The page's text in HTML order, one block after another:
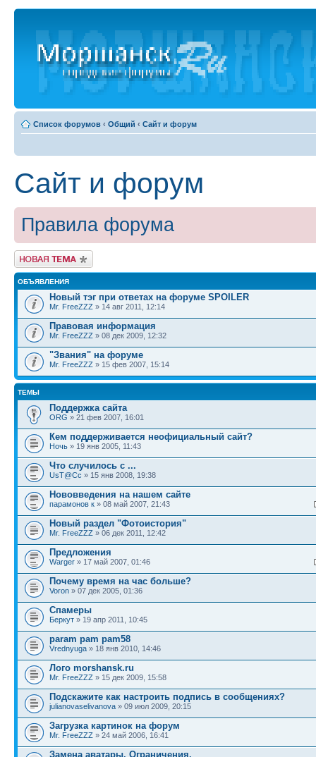
Список форумов ‹ Общий ‹ Сайт и форум
Сайт и форум
Правила форума
Новая тема
ОБЪЯВЛЕНИЯ
Новый тэг при ответах на форуме SPOILER
Mr. FreeZZZ » 14 авг 2011, 12:14
Правовая информация
Mr. FreeZZZ » 08 дек 2009, 12:32
"Звания" на форуме
Mr. FreeZZZ » 15 фев 2007, 15:14
ТЕМЫ
Поддержка сайта
ORG » 21 фев 2007, 16:01
Кем поддерживается неофициальный сайт?
Ночь » 19 янв 2005, 11:43
Что случилось с ...
UsT@Cc » 15 янв 2008, 19:38
Нововведения на нашем сайте
парамонов к » 08 май 2007, 21:43
Новый раздел "Фотоистория"
Mr. FreeZZZ » 06 дек 2011, 12:42
Предложения
Warger » 17 май 2007, 01:46
Почему время на час больше?
Voron » 07 дек 2005, 01:36
Спамеры
Беркут » 19 апр 2011, 10:45
param pam pam58
Vrednyuga » 18 янв 2010, 14:46
Лого morshansk.ru
Mr. FreeZZZ » 15 дек 2009, 15:58
Подскажите как настроить подпись в сообщениях?
julianovaselivanova » 09 июл 2009, 20:15
Загрузка картинок на форум
Mr. FreeZZZ » 24 май 2006, 16:41
Замена аватары. Ограничения.